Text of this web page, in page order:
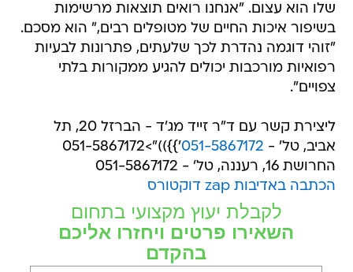
שלו הוא עצום. "אנחנו רואים תוצאות מרשימות
בשיפור איכות החיים של מטופלים רבים," הוא מסכם.
"זוהי דוגמה נהדרת לכך שלעתים, פתרונות לבעיות
רפואיות מורכבות יכולים להגיע ממקורות בלתי
צפויים".
ליצירת קשר עם ד"ר זייד מג'ד - הברזל 20, תל
אביב, טל' - 051-5867172
'}}))">051-5867172
החרושת 16, רעננה, טל' - 051-5867172
הכתבה באדיבות zap דוקטורס